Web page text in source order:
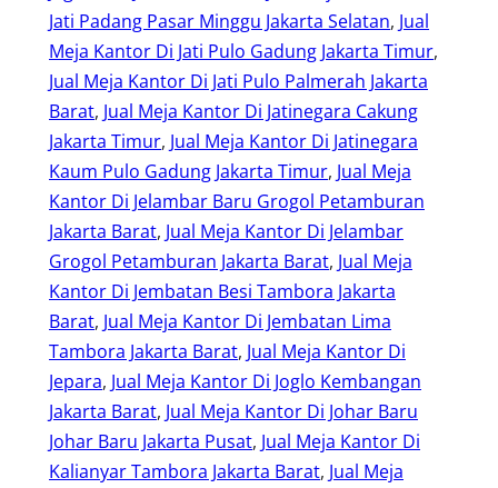
Jati Padang Pasar Minggu Jakarta Selatan, Jual
Meja Kantor Di Jati Pulo Gadung Jakarta Timur
Jual Meja Kantor Di Jati Pulo Palmerah Jakarta
Barat, Jual Meja Kantor Di Jatinegara Cakung
Jakarta Timur, Jual Meja Kantor Di Jatinegara
Kaum Pulo Gadung Jakarta Timur, Jual Meja
Kantor Di Jelambar Baru Grogol Petamburan
Jakarta Barat, Jual Meja Kantor Di Jelambar
Grogol Petamburan Jakarta Barat, Jual Meja
Kantor Di Jembatan Besi Tambora Jakarta
Barat, Jual Meja Kantor Di Jembatan Lima
Tambora Jakarta Barat, Jual Meja Kantor Di
Jepara, Jual Meja Kantor Di Joglo Kembangan
Jakarta Barat, Jual Meja Kantor Di Johar Baru
Johar Baru Jakarta Pusat, Jual Meja Kantor Di
Kalianyar Tambora Jakarta Barat, Jual Meja